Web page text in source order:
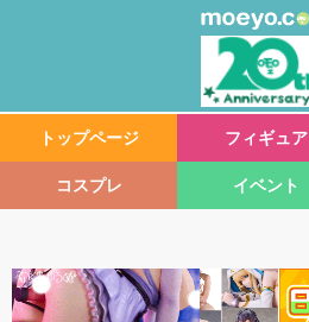
トップページ フィギュア
コスプレ イベント